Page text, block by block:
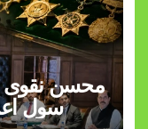
محسن نقوی
سول